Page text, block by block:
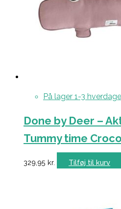
På lager 1-3
Done by Deer –
Tummy time
329,95 kr. Tilføj til kurv